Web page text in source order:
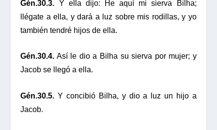
Gén.30.3. Y ella dijo: He aquí mi sierva Bilha;
llégate a ella, y dará a luz sobre mis rodillas, y yo
también tendré hijos de ella.
Gén.30.4. Así le dio a Bilha su sierva por mujer; y
Jacob se llegó a ella.
Gén.30.5. Y concibió Bilha, y dio a luz un hijo a
Jacob.